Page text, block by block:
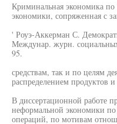
Криминальная экономика
экономики, сопряженная с
' Роуэ-Аккерман С.
Междунар. журн.
95.
средствам, так и по целям
распределением продуктов
В диссертационной работе
неформальной экономики по
операций, по мотивам